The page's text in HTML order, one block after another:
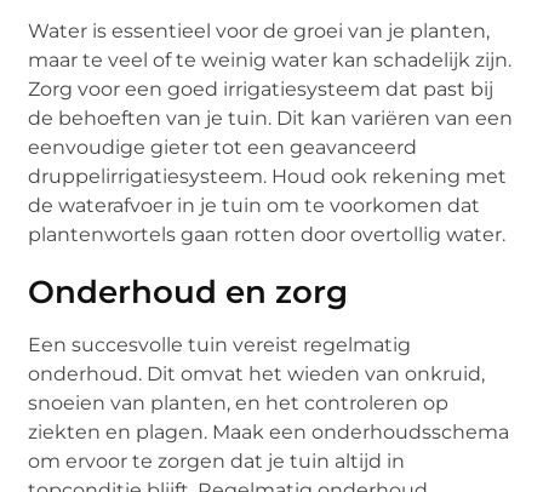
Water is essentieel voor de groei van je planten,
maar te veel of te weinig water kan schadelijk zijn.
Zorg voor een goed irrigatiesysteem dat past bij
de behoeften van je tuin. Dit kan variëren van een
eenvoudige gieter tot een geavanceerd
druppelirrigatiesysteem. Houd ook rekening met
de waterafvoer in je tuin om te voorkomen dat
plantenwortels gaan rotten door overtollig water.
Onderhoud en zorg
Een succesvolle tuin vereist regelmatig
onderhoud. Dit omvat het wieden van onkruid,
snoeien van planten, en het controleren op
ziekten en plagen. Maak een onderhoudsschema
om ervoor te zorgen dat je tuin altijd in